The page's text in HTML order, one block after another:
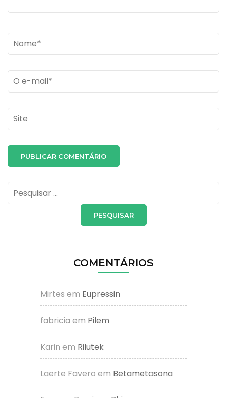
Name*
Email *
Site
Pesquisar
por:
COMENTÁRIOS
Mirtes em Eupressin
fabricia em Pilem
Karin em Rilutek
Laerte Favero em Betametasona